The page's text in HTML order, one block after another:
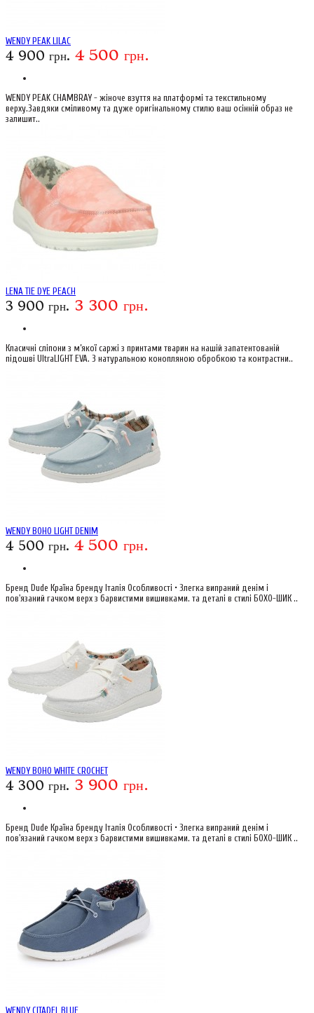
WENDY PEAK LILAC
4 900 грн. 4 500 грн.
WENDY PEAK CHAMBRAY - жіноче взуття на платформі та текстильному
верху.Завдяки сміливому та дуже оригінальному стилю ваш осінній образ не
залишит..
LENA TIE DYE PEACH
3 900 грн. 3 300 грн.
Класичні сліпони з м’якої саржі з принтами тварин на нашій запатентованій
підошві UltraLIGHT EVA. З натуральною конопляною обробкою та контрастни..
WENDY BOHO LIGHT DENIM
4 500 грн. 4 500 грн.
Бренд Dude Країна бренду Італія Особливості • Злегка випраний денім і
пов'язаний гачком верх з барвистими вишивками. та деталі в стилі БОХО-ШИК ..
WENDY BOHO WHITE CROCHET
4 300 грн. 3 900 грн.
Бренд Dude Країна бренду Італія Особливості • Злегка випраний денім і
пов'язаний гачком верх з барвистими вишивками. та деталі в стилі БОХО-ШИК ..
WENDY CITADEL BLUE